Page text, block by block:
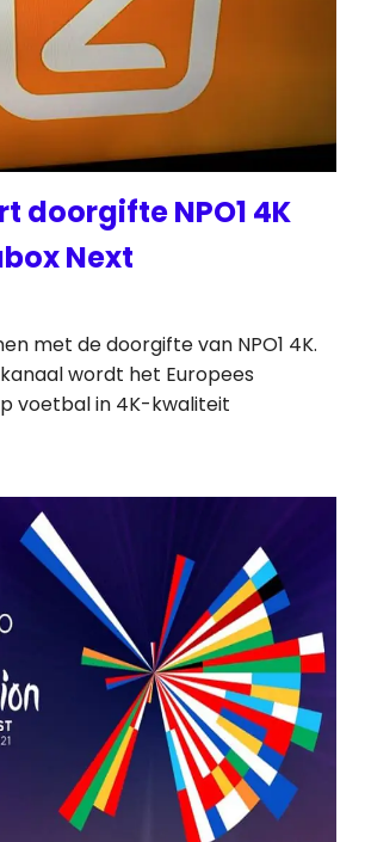
doorgifte NPO1 4K
Next
met de doorgifte van NPO1 4K.
wordt het Europees
voetbal in 4K-kwaliteit